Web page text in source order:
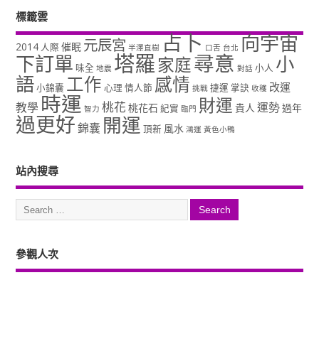
標籤雲
2014 人際 催眠 元辰宮 半澤直樹 占卜 口舌 台北 向宇宙
下訂單 味全 地震 塔羅家庭尋意 對話 小人 小
語小錦囊 工作 心理 情人節 感情 挑戰 捷運 掌訣 收穫 改運
教學 時運 智力 桃花 桃花石 紀實 臨門 財運 貴人 運勢過年
過更好錦囊 開運 頂新 風水 鴻運 黃色小鴨
站內搜尋
參觀人次